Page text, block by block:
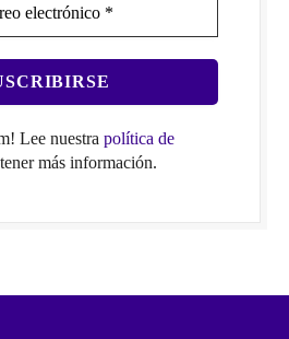
Lee nuestra política de
más información.